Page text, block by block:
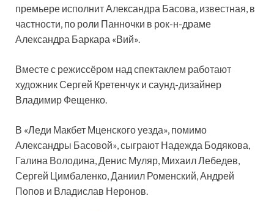
премьере исполнит Александра Басова, известная, в
частности, по роли Панночки в рок-н-драме
Александра Баркара «Вий».
Вместе с режиссёром над спектаклем работают
художник Сергей Кретенчук и саунд-дизайнер
Владимир Фещенко.
В «Леди Макбет Мценского уезда», помимо
Александры Басовой», сыграют Надежда Бодякова,
Галина Володина, Денис Муляр, Михаил Лебедев,
Сергей Цимбаленко, Даниил Роменский, Андрей
Попов и Владислав Неронов.